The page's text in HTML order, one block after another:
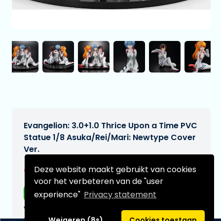
Deze website maakt gebruikt van cookies
voor het verbeteren van de "user
experience" Privacy statement
Evangelion: 3.0+1.0 Thrice Upon a Time PVC
Statue 1/8 Asuka/Rei/Mari: Newtype Cover
Ver.
€424,99[Onder voorbehoud]
Gratis verzending
Verwachtte leverdatum: